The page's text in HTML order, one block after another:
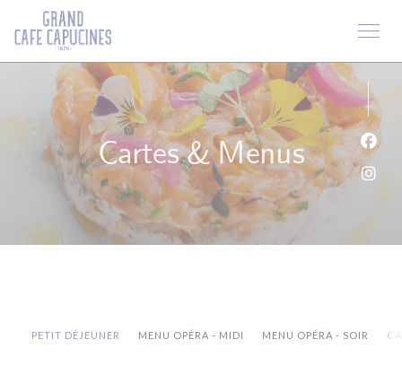
Personnalisation de vos choix en matière de cookies
Cartes & Menus
PETIT DÉJEUNER MENU OPÉRA - MIDI MENU OPÉRA - SOIR